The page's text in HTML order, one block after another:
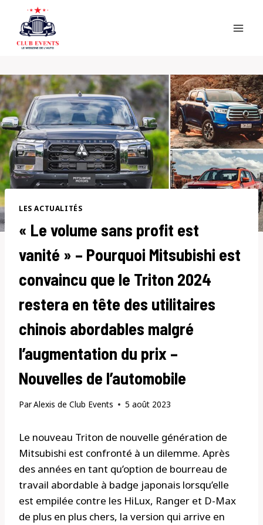
content
LES ACTUALITÉS
« Le volume sans profit est
vanité » – Pourquoi Mitsubishi est
convaincu que le Triton 2024
restera en tête des utilitaires
chinois abordables malgré
l’augmentation du prix –
Nouvelles de l’automobile
ParAlexis de Club Events 5 août 2023
Le nouveau Triton de nouvelle génération de
Mitsubishi est confronté à un dilemme. Après
des années en tant qu’option de bourreau de
travail abordable à badge japonais lorsqu’elle
est empilée contre les HiLux, Ranger et D-Max
de plus en plus chers, la version qui arrive en